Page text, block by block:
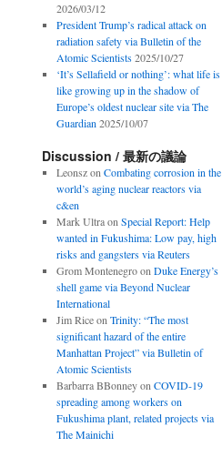
2026/03/12
President Trump’s radical attack on
radiation safety via Bulletin of the
Atomic Scientists 2025/10/27
‘It’s Sellafield or nothing’: what life is
like growing up in the shadow of
Europe’s oldest nuclear site via The
Guardian 2025/10/07
Discussion / 最新の議論
Leonszon Combating corrosion in the
world’s aging nuclear reactors via
c&en
Mark Ultraon Special Report: Help
wanted in Fukushima: Low pay, high
risks and gangsters via Reuters
Grom Montenegroon Duke Energy’s
shell game via Beyond Nuclear
International
Jim Riceon Trinity: “The most
significant hazard of the entire
Manhattan Project” via Bulletin of
Atomic Scientists
Barbarra BBonneyon COVID-19
spreading among workers on
Fukushima plant, related projects via
The Mainichi